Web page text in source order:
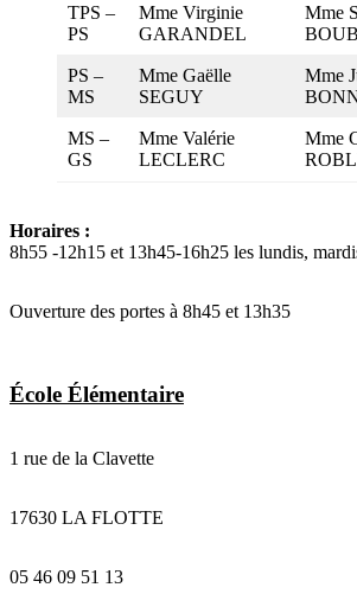
TPS –
PS
Mme Virginie
GARANDEL
Mme
PS –
MS
Mme Gaëlle
SEGUY
Mme
MS –
GS
Mme Valérie
LECLERC
Mme
Horaires :
8h55 -12h15 et 13h45-16h25 les lundis,
Ouverture des portes à 8h45 et 13h35
École Élémentaire
1 rue de la Clavette
17630 LA FLOTTE
05 46 09 51 13